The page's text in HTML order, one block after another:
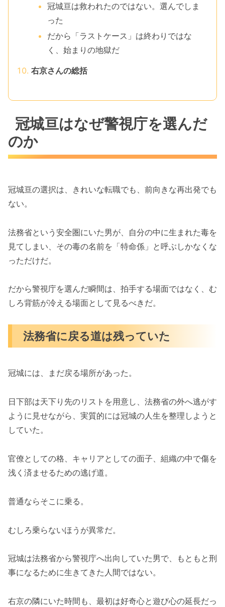
冠城亘は救われたのではない。選んでしま
った
だから「ラストケース」は終わりではな
く、始まりの地獄だ
右京さんの総括
冠城亘はなぜ警視庁を選んだ
のか
冠城亘の選択は、きれいな転職でも、前向きな再出発でも
ない。
法務省という安全圏にいた男が、自分の中に生まれた毒を
見てしまい、その毒の名前を「特命係」と呼ぶしかなくな
っただけだ。
だから警視庁を選んだ瞬間は、拍手する場面ではなく、む
しろ背筋が冷える場面として見るべきだ。
法務省に戻る道は残っていた
冠城には、まだ戻る場所があった。
日下部は天下り先のリストを用意し、法務省の外へ逃がす
ように見せながら、実質的には冠城の人生を整理しようと
していた。
官僚としての格、キャリアとしての面子、組織の中で傷を
浅く済ませるための逃げ道。
普通ならそこに乗る。
むしろ乗らないほうが異常だ。
冠城は法務省から警視庁へ出向していた男で、もともと刑
事になるために生きてきた人間ではない。
右京の隣にいた時間も、最初は好奇心と遊び心の延長だっ